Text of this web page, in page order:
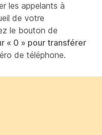
les appelants à
de votre
le bouton de
« 0 » pour transférer
de téléphone.